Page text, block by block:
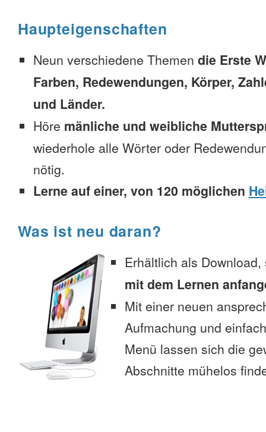
Haupteigenschaften
Neun verschiedene Themen die Erste
Farben, Redewendungen, Körper,
und Länder.
Höre mänliche und weibliche
wiederhole alle Wörter oder
nötig.
Lerne auf einer, von 120 möglichen
Was ist neu daran?
Erhältlich als
mit dem Lernen
Mit einer neuen
Aufmachung und
Menü lassen sich die
Abschnitte mühelos